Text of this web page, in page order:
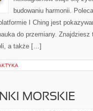
budowaniu harmonii.
I Ching jest
do przemiany. Znajdziesz
a także […]
MORSKIE